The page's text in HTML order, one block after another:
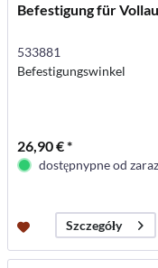
Befestigung für
533881
Befestigungswinkel
26,90 € *
dostępnypne od zaraz
Szczegóły